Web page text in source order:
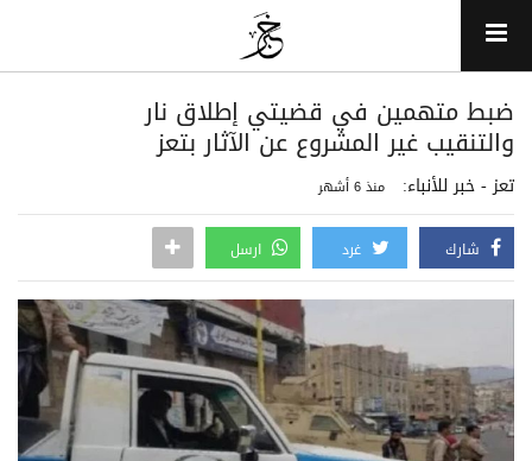
ضبط متهمين في قضيتي إطلاق نار
والتنقيب غير المشروع عن الآثار بتعز
تعز - خبر للأنباء: منذ 6 أشهر
شارك غرد ارسل